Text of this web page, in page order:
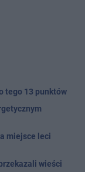
tego 13 punktów
miejsce leci
wieści